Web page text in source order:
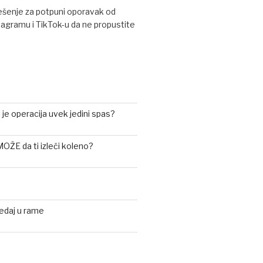
za potpuni oporavak od
i TikTok-u da ne propustite
operacija uvek jedini spas?
da ti izleči koleno?
u rame